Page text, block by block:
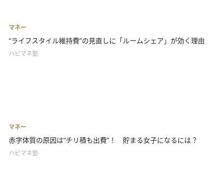
マネー
“ライフスタイル維持費”の見直しに「ルームシェア」が効く理由
ハピマネ塾
マネー
赤字体質の原因は“チリ積も出費”！ 貯まる女子になるには？
ハピマネ塾